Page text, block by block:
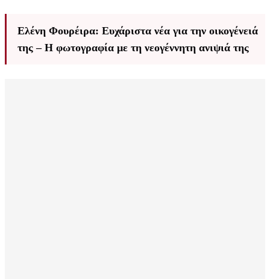
Ελένη Φουρέιρα: Ευχάριστα νέα για την οικογένειά
της – Η φωτογραφία με τη νεογέννητη ανιψιά της